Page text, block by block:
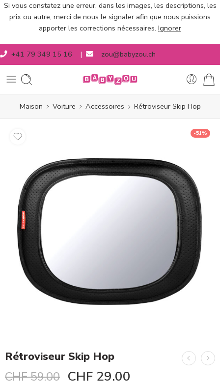
Si vous constatez une erreur, dans les images, les descriptions, les
prix ou autre, merci de nous le signaler afin que nous puissions
apporter les corrections nécessaires. Ignorer
+41 79 349 15 16 | zou@babyzou.ch
Maison Voiture Accessoires Rétroviseur Skip Hop
-51%
Rétroviseur Skip Hop
CHF59.00 CHF 29.00